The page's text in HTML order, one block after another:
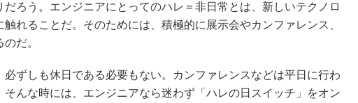
ろう。エンジニアにとってのハレ＝非日常とは、新しいテクノロ
触れることだ。そのためには、積極的に展示会やカンファレンス、
だ。
ずしも休日である必要もない。カンファレンスなどは平日に行わ
そんな時には、エンジニアなら迷わず「ハレの日スイッチ」をオン